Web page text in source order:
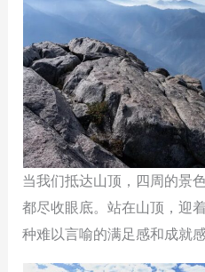
当我们抵达山顶，四周的景
都尽收眼底。站在山顶，迎
种难以言喻的满足感和成就感